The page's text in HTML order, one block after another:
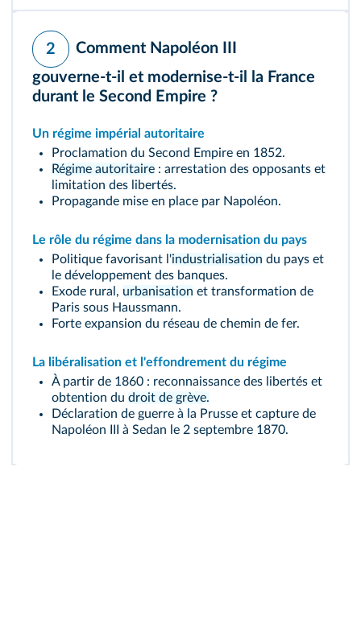
2
Comment Napoléon III
gouverne‑t‑il et modernise‑t‑il la France
durant le Second Empire ?
Un régime impérial autoritaire
Proclamation du Second Empire en 1852.
Régime autoritaire : arrestation des opposants et
limitation des libertés.
Propagande mise en place par Napoléon.
Le rôle du régime dans la modernisation du pays
Politique favorisant l'industrialisation du pays et
le développement des banques.
Exode rural, urbanisation et transformation de
Paris sous Haussmann.
Forte expansion du réseau de chemin de fer.
La libéralisation et l'effondrement du régime
À partir de 1860 : reconnaissance des libertés et
obtention du droit de grève.
Déclaration de guerre à la Prusse et capture de
Napoléon III à Sedan le 2 septembre 1870.